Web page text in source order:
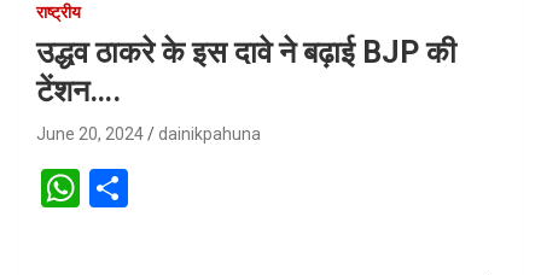
राष्ट्रीय
उद्धव ठाकरे के इस दावे ने बढ़ाई BJP की
टेंशन….
June 20, 2024 dainikpahuna
W